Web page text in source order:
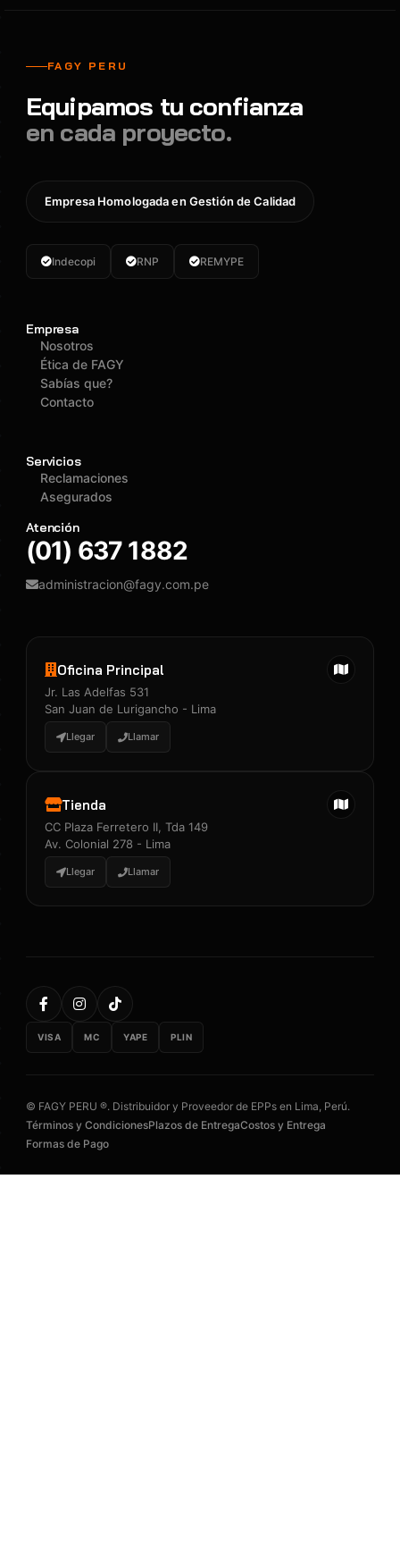
FAGY PERU
Equipamos tu confianza
en cada proyecto.
Empresa Homologada en Gestión de Calidad
Indecopi RNP REMYPE
Empresa
Nosotros
Ética de FAGY
Sabías que?
Contacto
Servicios
Reclamaciones
Asegurados
Atención
(01) 637 1882
administracion@fagy.com.pe
Oficina Principal
Jr. Las Adelfas 531
San Juan de Lurigancho - Lima
Llegar Llamar
Tienda
CC Plaza Ferretero II, Tda 149
Av. Colonial 278 - Lima
Llegar Llamar
VISA MC YAPE PLIN
© FAGY PERU ®. Distribuidor y Proveedor de EPPs en Lima, Perú.
Términos y CondicionesPlazos de EntregaCostos y Entrega
Formas de Pago